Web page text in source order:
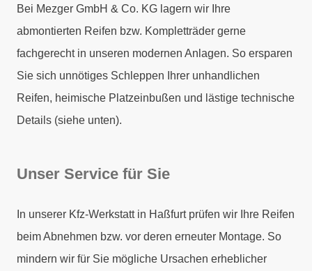
Bei Mezger GmbH & Co. KG lagern wir Ihre
abmontierten Reifen bzw. Kompletträder gerne
fachgerecht in unseren modernen Anlagen. So ersparen
Sie sich unnötiges Schleppen Ihrer unhandlichen
Reifen, heimische Platzeinbußen und lästige technische
Details (siehe unten).
Unser Service für Sie
In unserer Kfz-Werkstatt in Haßfurt prüfen wir Ihre Reifen
beim Abnehmen bzw. vor deren erneuter Montage. So
mindern wir für Sie mögliche Ursachen erheblicher